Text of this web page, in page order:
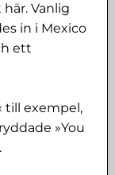
Vanlig
in i Mexico
ett
till exempel,
»You